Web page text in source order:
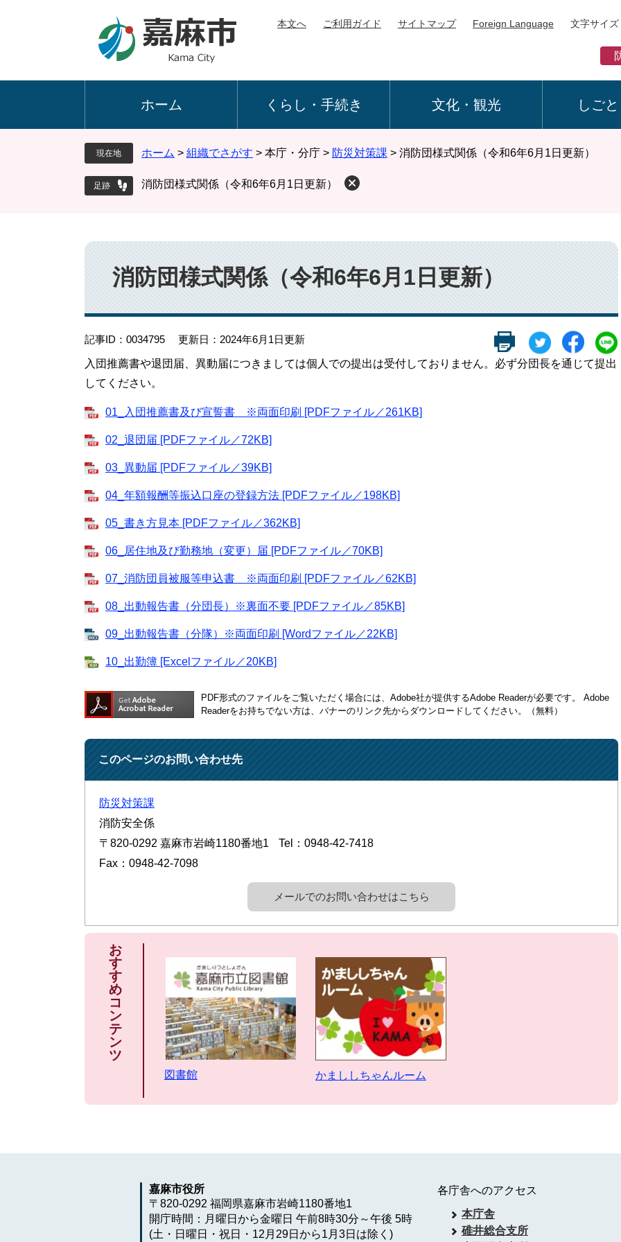
本文へ ご利用ガイド サイトマップ Foreign Language 文字サイズ
ホーム くらし・手続き 文化・観光 しご
現在地 ホーム > 組織でさがす > 本庁・分庁 > 防災対策課 > 消防団様式関係（令和6年6月1日更新）
消防団様式関係（令和6年6月1日更新）
本
文
消防団様式関係（令和6年6月1日更新）
記事ID：0034795 更新日：2024年6月1日更新
入団推薦書や退団届、異動届につきましては個人での提出は受付しておりません。必ず分団長を通じて提出
してください。
01_入団推薦書及び宣誓書 ※両面印刷 [PDFファイル／261KB]
02_退団届 [PDFファイル／72KB]
03_異動届 [PDFファイル／39KB]
04_年額報酬等振込口座の登録方法 [PDFファイル／198KB]
05_書き方見本 [PDFファイル／362KB]
06_居住地及び勤務地（変更）届 [PDFファイル／70KB]
07_消防団員被服等申込書 ※両面印刷 [PDFファイル／62KB]
08_出動報告書（分団長）※裏面不要 [PDFファイル／85KB]
09_出動報告書（分隊）※両面印刷 [Wordファイル／22KB]
10_出勤簿 [Excelファイル／20KB]
PDF形式のファイルをご覧いただく場合には、Adobe社が提供するAdobe Readerが必要です。
Adobe
Readerをお持ちでない方は、バナーのリンク先からダウンロードしてください。（無料）
このページのお問い合わせ先
防災対策課
消防安全係
〒820-0292 嘉麻市岩崎1180番地1
Tel：0948-42-7418
Fax：0948-42-7098
メールでのお問い合わせはこちら
お
す
す
め
コ
ン
テ
ン
ツ
図書館 かまししちゃんルーム
嘉麻市役所
〒820-0292 福岡県嘉麻市岩崎1180番地1
開庁時間：月曜日から金曜日 午前8時30分～午後 5時
(土・日曜日・祝日・12月29日から1月3日は除く)
各庁舎へのアクセス
本庁舎
碓井総合支所